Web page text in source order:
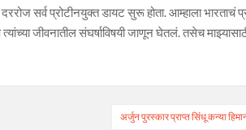
सर्व प्रोटीनयुक्त डायट सुरू होता. आम्हाला भारताचं
जीवनातील संघर्षाविषयी जाणून घेतलं. तसेच
अर्जुन पुरस्कार प्राप्त सिंधू कन्या